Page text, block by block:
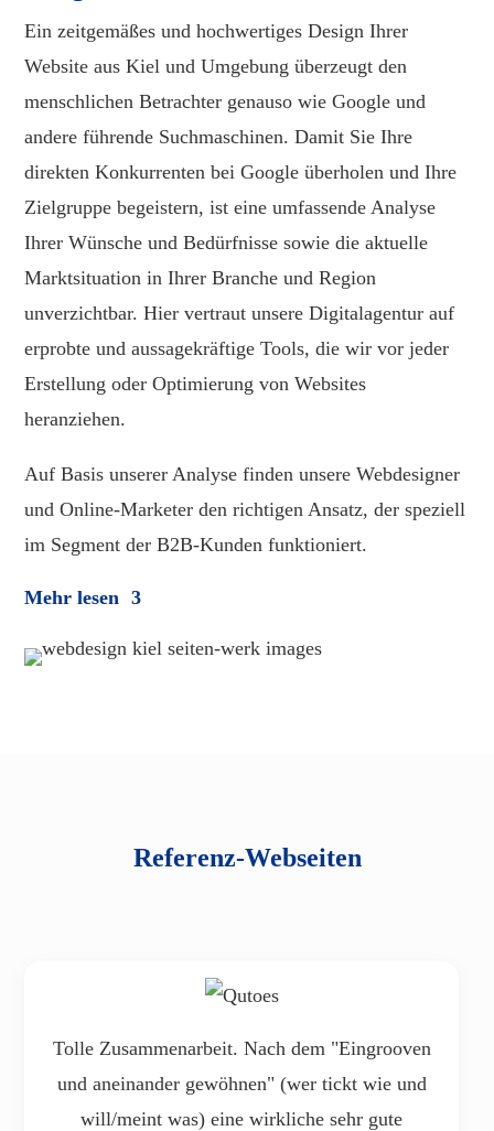
Ein zeitgemäßes und hochwertiges Design Ihrer
Website aus Kiel und Umgebung überzeugt den
menschlichen Betrachter genauso wie Google und
andere führende Suchmaschinen. Damit Sie Ihre
direkten Konkurrenten bei Google überholen und Ihre
Zielgruppe begeistern, ist eine umfassende Analyse
Ihrer Wünsche und Bedürfnisse sowie die aktuelle
Marktsituation in Ihrer Branche und Region
unverzichtbar. Hier vertraut unsere Digitalagentur auf
erprobte und aussagekräftige Tools, die wir vor jeder
Erstellung oder Optimierung von Websites
heranziehen.
Auf Basis unserer Analyse finden unsere Webdesigner
und Online-Marketer den richtigen Ansatz, der speziell
im Segment der B2B-Kunden funktioniert.
Mehr lesen
Referenz-Webseiten
Tolle Zusammenarbeit. Nach dem "Eingrooven
und aneinander gewöhnen" (wer tickt wie und
will/meint was) eine wirkliche sehr gute